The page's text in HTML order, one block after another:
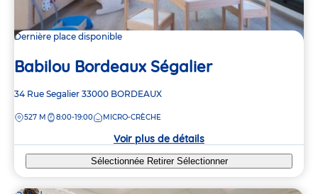
Dernière place disponible
Babilou Bordeaux Ségalier
Adresse
la
34 Rue Segalier 33000 BORDEAUX
DISTANCE
527 M 8:00-19:00 MICRO-CRÈCHE
Voir plus de détails
Sélectionnée Retirer Sélectionner